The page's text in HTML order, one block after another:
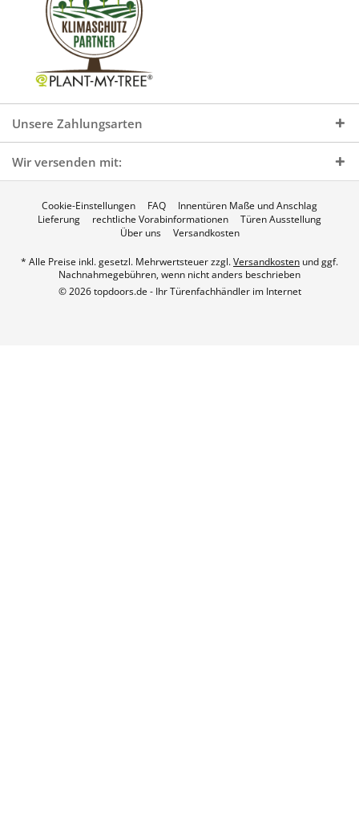
Unsere Zahlungsarten
Wir versenden mit:
Cookie-Einstellungen FAQ
Innentüren Maße und Anschlag
Lieferung
rechtliche Vorabinformationen
Türen Ausstellung
Über uns
Versandkosten
* Alle Preise inkl. gesetzl. Mehrwertsteuer zzgl.Versandkosten und ggf.
Nachnahmegebühren, wenn nicht anders beschrieben
© 2026 topdoors.de - Ihr Türenfachhändler im Internet